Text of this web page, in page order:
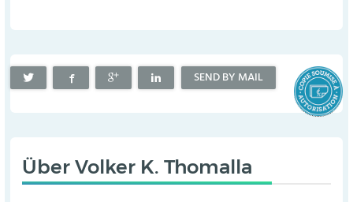
SEND BY MAIL
ÜberVolker K. Thomalla